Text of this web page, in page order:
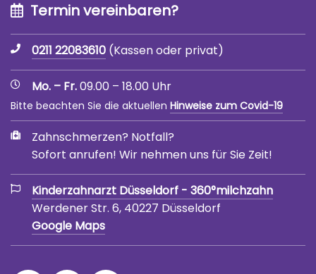
Termin vereinbaren?
0211 22083610 (Kassen oder privat)
Mo. – Fr.09.00 – 18.00 Uhr
Bitte beachten Sie die aktuellen Hinweise zum Covid-19
Zahnschmerzen? Notfall?
Sofort anrufen! Wir nehmen uns für Sie Zeit!
Kinderzahnarzt Düsseldorf - 360°milchzahn
Werdener Str. 6, 40227 Düsseldorf
Google Maps